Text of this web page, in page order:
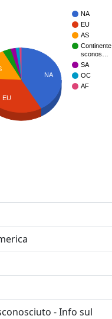
NA
EU
AS
Continente
sconos…
SA
OC
AF
NA
EU
- Info sul